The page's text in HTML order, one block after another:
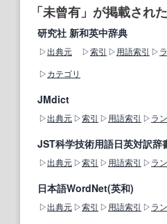
「未曾有」が掲載され
研究社 新和英中辞典
出典元 索引 用語索引
カテゴリ
JMdict
出典元 索引 用語索引 ラ
JST科学技術用語日英対訳辞
出典元 索引 用語索引 ラ
日本語WordNet(英和)
出典元 索引 用語索引 ラ